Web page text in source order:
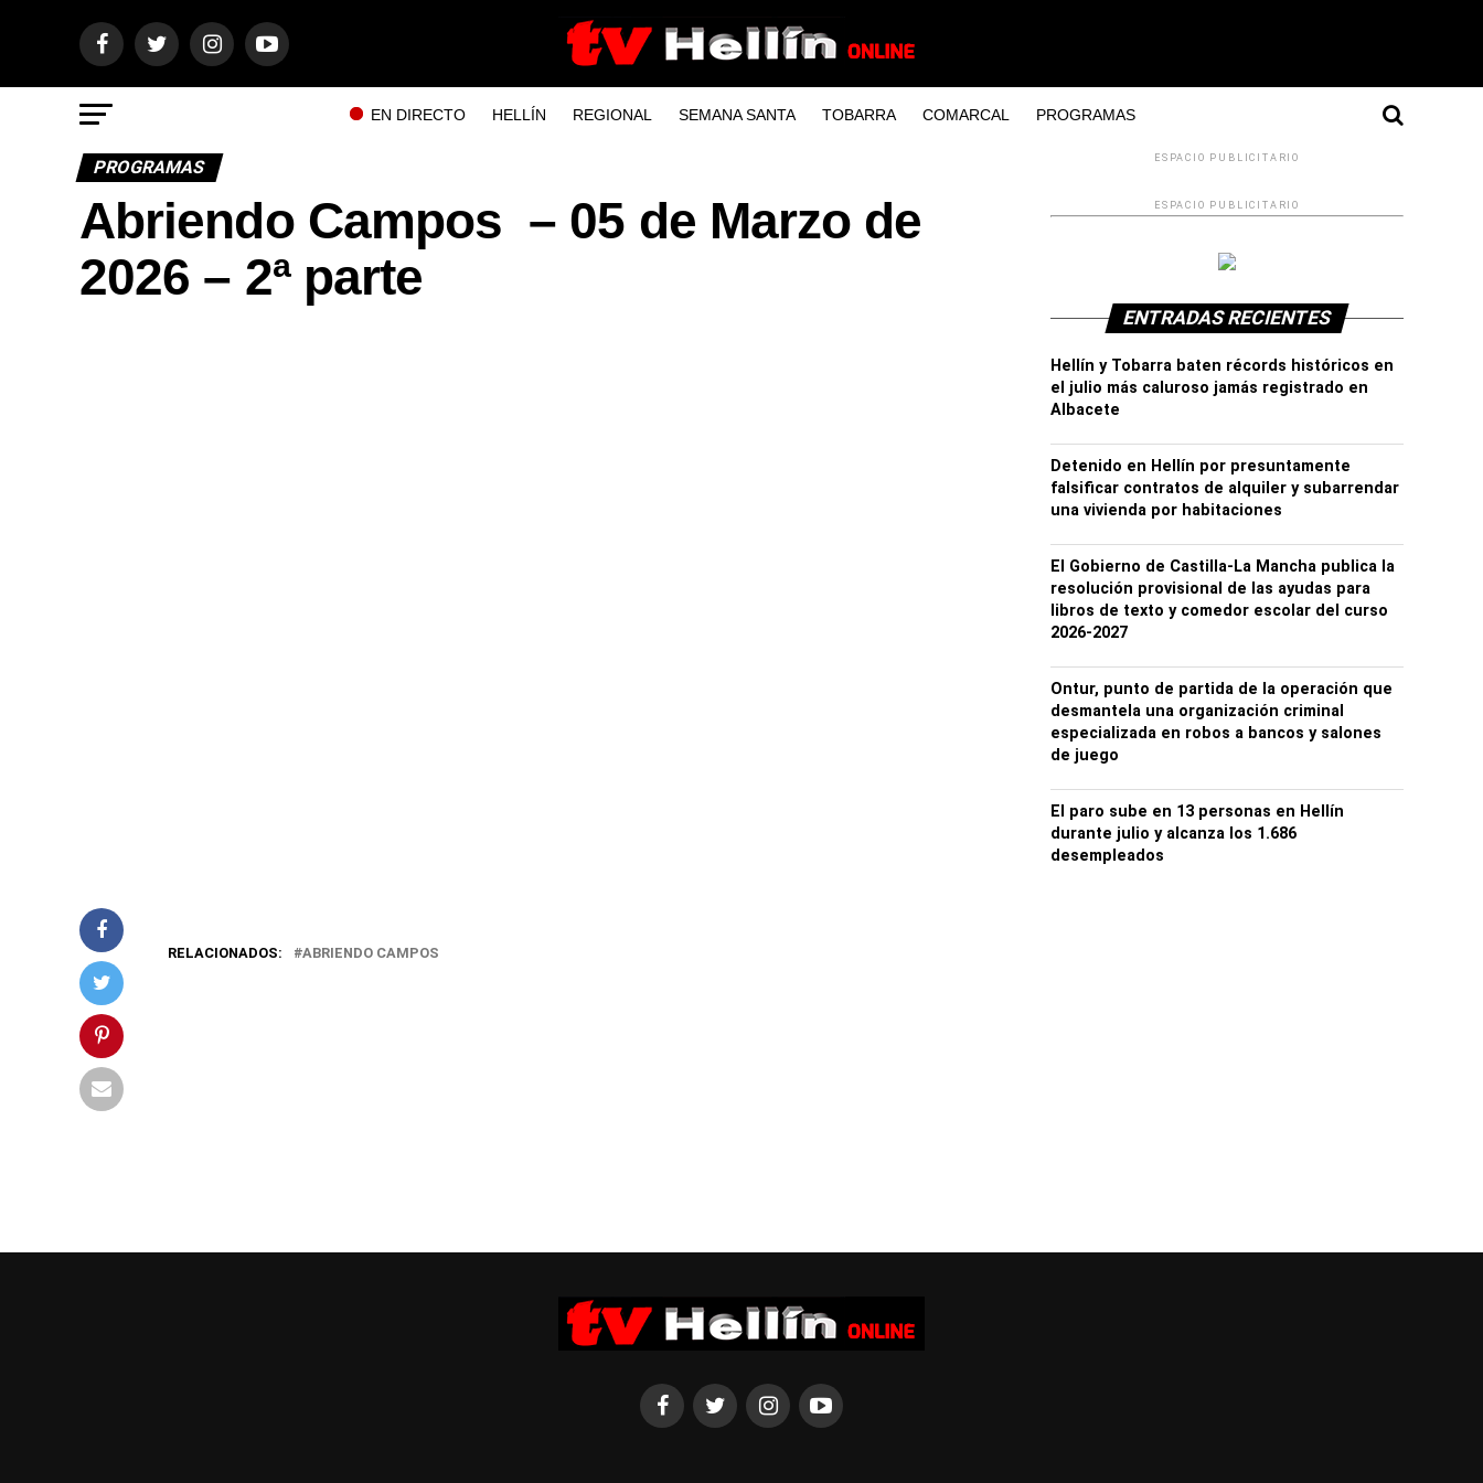
EN DIRECTO HELLÍN REGIONAL SEMANA SANTA TOBARRA COMARCAL PROGRAMAS
PROGRAMAS
Abriendo Campos – 05 de Marzo de
2026 – 2ª parte
RELACIONADOS: ABRIENDO CAMPOS
ESPACIO PUBLICITARIO
ESPACIO PUBLICITARIO
ENTRADAS RECIENTES
Hellín y Tobarra baten récords históricos en
el julio más caluroso jamás registrado en
Albacete
Detenido en Hellín por presuntamente
falsificar contratos de alquiler y subarrendar
una vivienda por habitaciones
El Gobierno de Castilla-La Mancha publica la
resolución provisional de las ayudas para
libros de texto y comedor escolar del curso
2026-2027
Ontur, punto de partida de la operación que
desmantela una organización criminal
especializada en robos a bancos y salones
de juego
El paro sube en 13 personas en Hellín
durante julio y alcanza los 1.686
desempleados